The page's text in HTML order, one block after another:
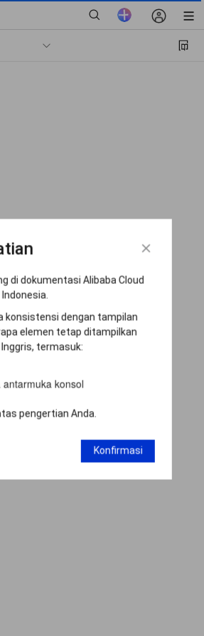
di dokumentasi Alibaba Cloud
konsistensi dengan tampilan
elemen tetap ditampilkan
termasuk:
konsol
pengertian Anda.
Konfirmasi